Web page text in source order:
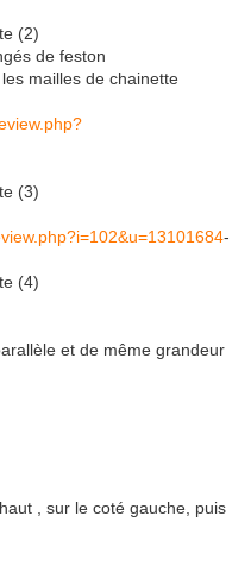
de feston
mailles de chainette
-
et de même grandeur
, sur le coté gauche, puis